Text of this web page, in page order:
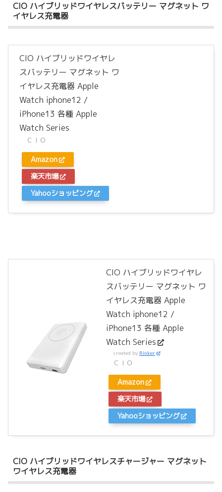
CIO ハイブリッドワイヤレスバッテリー マグネット ワ
イヤレス充電器
CIO ハイブリッドワイヤレ
スバッテリー マグネット ワ
イヤレス充電器 Apple
Watch iphone12 /
iPhone13 各種 Apple
Watch Series
ＣＩＯ
Amazon
楽天市場
Yahooショッピング
CIO ハイブリッドワイヤレ
スバッテリー マグネット ワ
イヤレス充電器 Apple
Watch iphone12 /
iPhone13 各種 Apple
Watch Series
created by Rinker
ＣＩＯ
Amazon
楽天市場
Yahooショッピング
CIO ハイブリッドワイヤレスチャージャー マグネット
ワイヤレス充電器